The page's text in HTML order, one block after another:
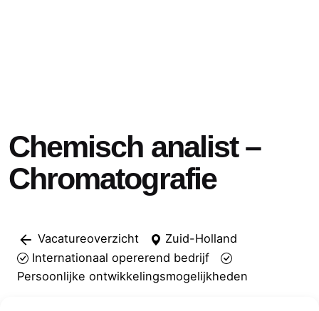
Chemisch analist –
Chromatografie
Vacatureoverzicht
Zuid-Holland
Internationaal opererend bedrijf
Persoonlijke ontwikkelingsmogelijkheden